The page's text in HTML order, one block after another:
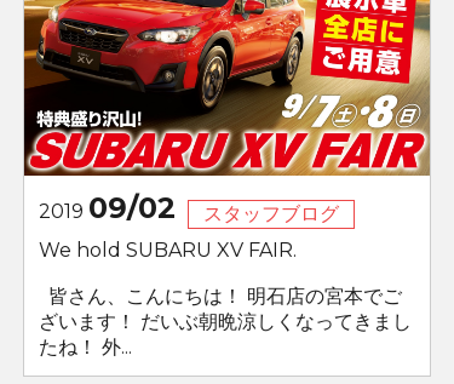
2019 09/02
スタッフブログ
We hold SUBARU XV FAIR.
皆さん、こんにちは！ 明石店の宮本でご
ざいます！ だいぶ朝晩涼しくなってきまし
たね！ 外...